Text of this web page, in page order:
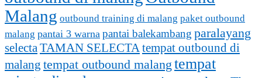
Malang outbound training di malang paket outbound
malang pantai 3 warna pantai balekambang paralayang
selecta TAMAN SELECTA tempat outbound di
malang tempat outbound malang tempat